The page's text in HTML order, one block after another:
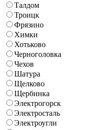
Талдом
Троицк
Фрязино
Химки
Хотьково
Черноголовка
Чехов
Шатура
Щелково
Щербинка
Электрогорск
Электросталь
Электроугли